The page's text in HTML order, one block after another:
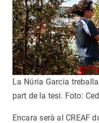
La Núria Garcia
part de la tesi. Foto:
Encara serà al CREAF